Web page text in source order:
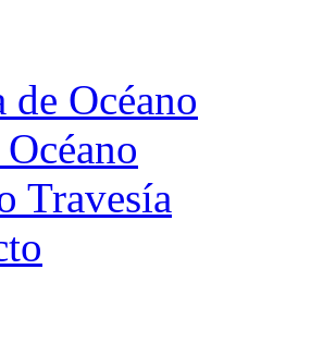
de Océano
Travesía